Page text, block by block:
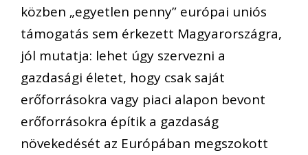
közben „egyetlen penny” európai uniós
támogatás sem érkezett Magyarországra,
jól mutatja: lehet úgy szervezni a
gazdasági életet, hogy csak saját
erőforrásokra vagy piaci alapon bevont
erőforrásokra építik a gazdaság
növekedését az Európában megszokott